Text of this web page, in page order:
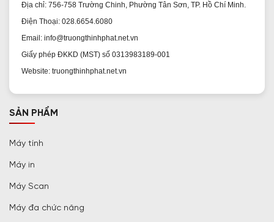
Địa chỉ: 756-758 Trường Chinh, Phường Tân Sơn, TP. Hồ Chí Minh.
Điện Thoại: 028.6654.6080
Email: info@truongthinhphat.net.vn
Giấy phép ĐKKD (MST) số 0313983189-001
Website: truongthinhphat.net.vn
SẢN PHẨM
Máy tính
Máy in
Máy Scan
Máy đa chức năng